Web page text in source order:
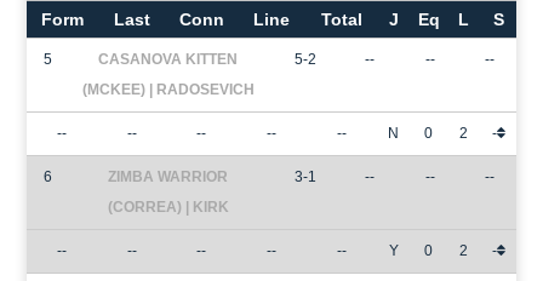
Form Last Conn Line Total J Eq L S
5
CASANOVA KITTEN
(MCKEE) | RADOSEVICH
5-2 -- -- --
-- -- -- -- -- N 0 2 -
6
ZIMBA WARRIOR
(CORREA) | KIRK
3-1 -- -- --
-- -- -- -- -- Y 0 2 -